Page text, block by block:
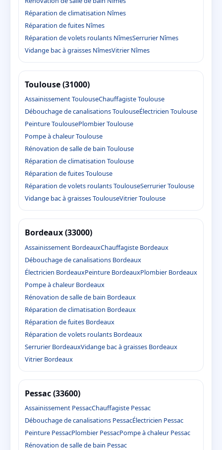
Réparation de climatisation Nîmes
Réparation de fuites Nîmes
Réparation de volets roulants NîmesSerrurier Nîmes
Vidange bac à graisses NîmesVitrier Nîmes
Toulouse (31000)
Assainissement ToulouseChauffagiste Toulouse
Débouchage de canalisations ToulouseÉlectricien Toulouse
Peinture ToulousePlombier Toulouse
Pompe à chaleur Toulouse
Rénovation de salle de bain Toulouse
Réparation de climatisation Toulouse
Réparation de fuites Toulouse
Réparation de volets roulants ToulouseSerrurier Toulouse
Vidange bac à graisses ToulouseVitrier Toulouse
Bordeaux (33000)
Assainissement BordeauxChauffagiste Bordeaux
Débouchage de canalisations Bordeaux
Électricien BordeauxPeinture BordeauxPlombier Bordeaux
Pompe à chaleur Bordeaux
Rénovation de salle de bain Bordeaux
Réparation de climatisation Bordeaux
Réparation de fuites Bordeaux
Réparation de volets roulants Bordeaux
Serrurier BordeauxVidange bac à graisses Bordeaux
Vitrier Bordeaux
Pessac (33600)
Assainissement PessacChauffagiste Pessac
Débouchage de canalisations PessacÉlectricien Pessac
Peinture PessacPlombier PessacPompe à chaleur Pessac
Rénovation de salle de bain Pessac